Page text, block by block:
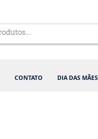
CONTATO DIA DAS MÃES